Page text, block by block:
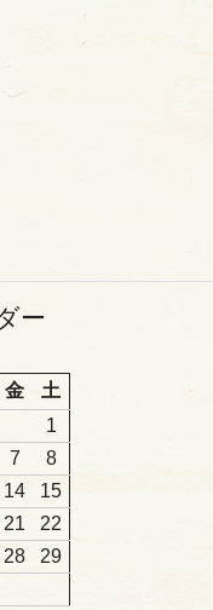
ー
金
土
1
7
8
14
15
21
22
28
29